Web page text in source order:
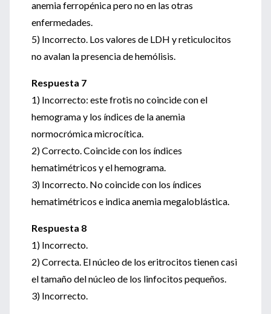
anemia ferropénica pero no en las otras
enfermedades.
5) Incorrecto. Los valores de LDH y reticulocitos
no avalan la presencia de hemólisis.
Respuesta 7
1) Incorrecto: este frotis no coincide con el
hemograma y los índices de la anemia
normocrómica microcítica.
2) Correcto. Coincide con los índices
hematimétricos y el hemograma.
3) Incorrecto. No coincide con los índices
hematimétricos e indica anemia megaloblástica.
Respuesta 8
1) Incorrecto.
2) Correcta. El núcleo de los eritrocitos tienen casi
el tamaño del núcleo de los linfocitos pequeños.
3) Incorrecto.